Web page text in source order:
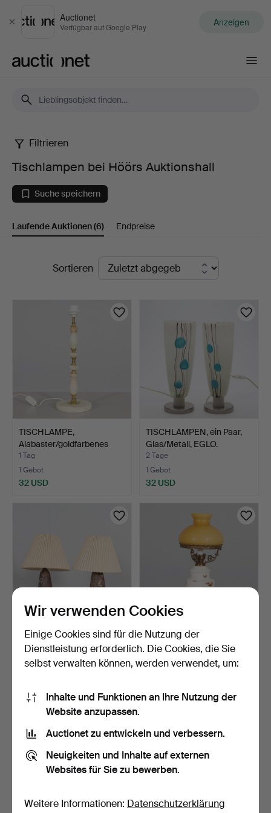
Schließen
Auctionet
Verfügbar auf Google Play Anzeigen
Tischlampen
bei
Höörs
Auktionshall
Filtrieren
Tischlampen bei Höörs Auktionshall
Suche speichern
Laufende Auktionen(6) Endpreise
LaufendeSortieren
TISCHLAMPE,
Alabaster/goldfarbenes
Metall.
1 Tag
1 Gebot
32 USD
TISCHLAMPEN, ein Paar,
Glas/Metall, EGLO.
2 Tage
1 Gebot
32 USD
TISCHLAMPEN, 2 ähnlich,
Keramik teilweise …
TISCHLAMPE,
Petroleumlampen-Modell,
elektr…
1 Tag
Wir verwenden Cookies
Einige Cookies sind für die Nutzung der
Dienstleistung erforderlich. Die Cookies, die Sie
selbst verwalten können, werden verwendet, um:
Inhalte und Funktionen an Ihre Nutzung der
Website anzupassen.
Auctionet zu entwickeln und verbessern.
Neuigkeiten und Inhalte auf externen
Websites für Sie zu bewerben.
Weitere Informationen: Datenschutzerklärung